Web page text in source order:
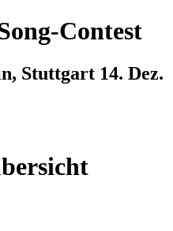
Contest
Stuttgart 14. Dez.